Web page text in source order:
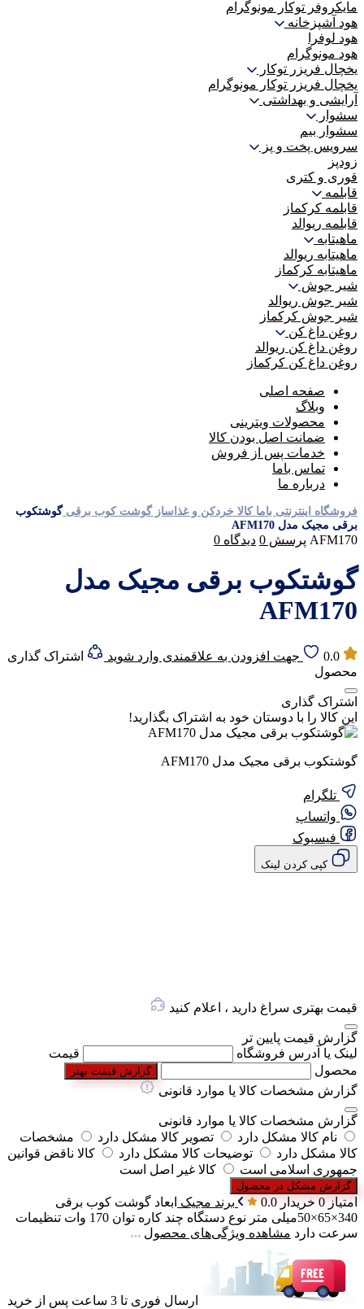
مایکروفر توکار مونوگرام
هود آشپزخانه
هود لوفرا
هود مونوگرام
یخچال فریزر توکار
یخچال فریزر توکار مونوگرام
آرایشی و بهداشتی
سشوار
سشوار بیم
سرویس پخت و پز
زودپز
قوری و کتری
قابلمه
قابلمه کرکماز
قابلمه ریوالد
ماهیتابه
ماهیتابه ریوالد
ماهیتابه کرکماز
شیر جوش
شیر جوش ریوالد
شیر جوش کرکماز
روغن داغ کن
روغن داغ کن ریوالد
روغن داغ کن کرکماز
صفحه اصلی
وبلاگ
محصولات ویترینی
ضمانت اصل بودن کالا
خدمات پس از فروش
تماس باما
درباره ما
فروشگاه اینترنتی باما کالا خردکن و غذاساز گوشت کوب برقیگوشتکوب
برقی مجیک مدل AFM170
AFM170 پرسش 0 دیدگاه 0
گوشتکوب برقی مجیک مدل
AFM170
0.0 جهت افزودن به علاقمندی وارد شوید
اشتراک گذاری
محصول
اشتراک گذاری
این کالا را با دوستان خود به اشتراک بگذارید!
گوشتکوب برقی مجیک مدل AFM170
تلگرام
واتساپ
فیسبوک
کپی کردن لینک
قیمت بهتری سراغ دارید ، اعلام کنید
گزارش قیمت پایین تر
لینک یا آدرس فروشگاه
قیمت
محصول
گزارش قیمت بهتر
گزارش مشخصات کالا یا موارد قانونی
گزارش مشخصات کالا یا موارد قانونی
نام کالا مشکل دارد
تصویر کالا مشکل دارد
مشخصات
کالا مشکل دارد
توضیحات کالا مشکل دارد
کالا ناقض قوانین
جمهوری اسلامی است
کالا غیر اصل است
گزارش مشکل در محصول
امتیاز 0 خریدار 0.0 برند مجیک ابعاد گوشت کوب برقی
340×65×50میلی متر
نوع دستگاه چند کاره توان 170 وات
تنظیمات
سرعت دارد مشاهده ویژگی‌های محصول
ارسال فوری تا 3 ساعت پس از خرید